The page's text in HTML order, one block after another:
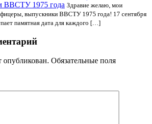
ВВСТУ 1975 года Здравие желаю, мои
выпускники ВВСТУ 1975 года! 17 сентября
памятная дата для каждого […]
опубликован. Обязательные поля